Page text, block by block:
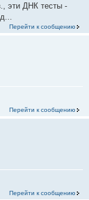
эти ДНК тесты -
Перейти к сообщению
Перейти к сообщению
Перейти к сообщению